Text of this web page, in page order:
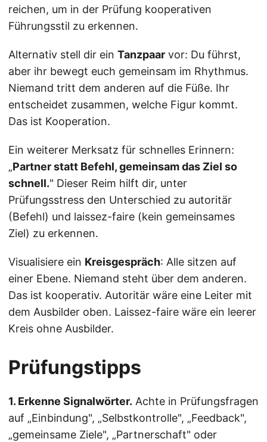
reichen, um in der Prüfung kooperativen
Führungsstil zu erkennen.
Alternativ stell dir ein Tanzpaar vor: Du führst,
aber ihr bewegt euch gemeinsam im Rhythmus.
Niemand tritt dem anderen auf die Füße. Ihr
entscheidet zusammen, welche Figur kommt.
Das ist Kooperation.
Ein weiterer Merksatz für schnelles Erinnern:
„Partner statt Befehl, gemeinsam das Ziel so
schnell." Dieser Reim hilft dir, unter
Prüfungsstress den Unterschied zu autoritär
(Befehl) und laissez-faire (kein gemeinsames
Ziel) zu erkennen.
Visualisiere ein Kreisgespräch: Alle sitzen auf
einer Ebene. Niemand steht über dem anderen.
Das ist kooperativ. Autoritär wäre eine Leiter mit
dem Ausbilder oben. Laissez-faire wäre ein leerer
Kreis ohne Ausbilder.
Prüfungstipps
1. Erkenne Signalwörter. Achte in Prüfungsfragen
auf „Einbindung", „Selbstkontrolle", „Feedback",
„gemeinsame Ziele", „Partnerschaft" oder